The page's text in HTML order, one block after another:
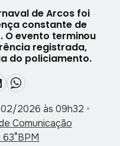
de Arcos foi
constante de
O evento terminou
registrada,
do policiamento.
2026 às 09h32 •
Comunicação